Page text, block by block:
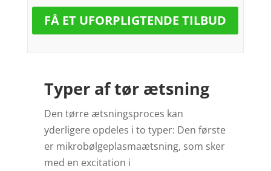
FÅ ET UFORPLIGTENDE TILBUD
Typer af tør ætsning
Den tørre ætsningsproces kan
yderligere opdeles i to typer: Den første
er mikrobølgeplasmaætsning, som sker
med en excitation i